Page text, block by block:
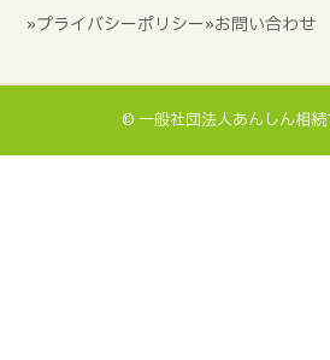
»プライバシーポリシー»お問い合わせ
©︎ 一般社団法人あんしん相続